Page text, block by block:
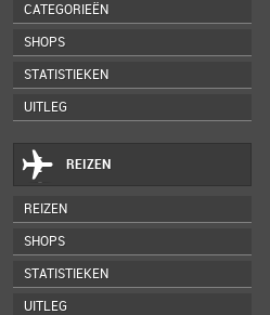
CATEGORIEËN
SHOPS
STATISTIEKEN
UITLEG
REIZEN
REIZEN
SHOPS
STATISTIEKEN
UITLEG